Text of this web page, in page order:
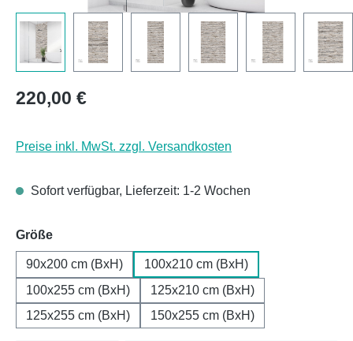
Regulärer Preis:
220,00 €
Preise inkl. MwSt. zzgl. Versandkosten
Sofort verfügbar, Lieferzeit: 1-2 Wochen
Größeauswählen
90x200 cm (BxH)
100x210 cm (BxH)
100x255 cm (BxH)
125x210 cm (BxH)
125x255 cm (BxH)
150x255 cm (BxH)